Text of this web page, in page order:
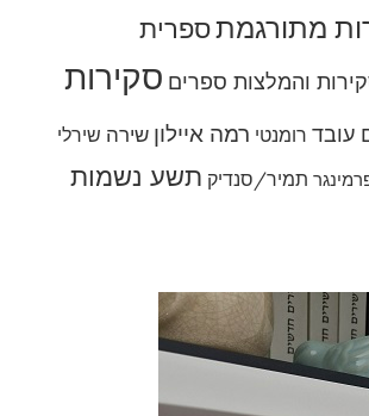
מתורגמתספרית
והמלצות ספרים סקירות
עובד רומנטי רמה איילון שירה שירלי
תמיר/סנדיק תשע נשמות